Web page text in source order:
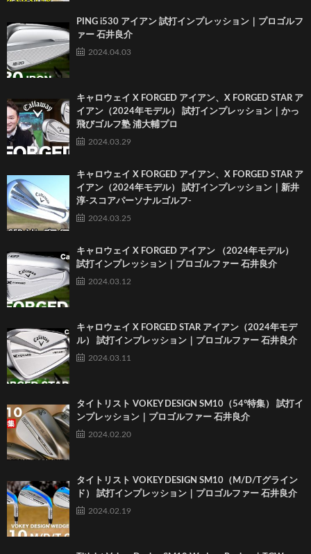
PING i530 アイアン 試打インプレッション｜プロゴルフ
ァー 石井良介
2024.04.03
キャロウェイ X FORGED アイアン、X FORGED STAR ア
イアン（2024年モデル） 試打インプレッション｜かっ
飛びゴルフ塾 浦大輔プロ
2024.03.29
キャロウェイ X FORGED アイアン、X FORGED STAR ア
イアン（2024年モデル） 試打インプレッション｜新井
淳-スコアパーソナルゴルフ-
2024.03.25
キャロウェイ X FORGED アイアン （2024年モデル）
試打インプレッション｜プロゴルファー 石井良介
2024.03.12
キャロウェイ X FORGED STAR アイアン（2024年モデ
ル） 試打インプレッション｜プロゴルファー 石井良介
2024.03.11
タイトリスト VOKEY DESIGN SM10（54°特集） 試打イ
ンプレッション｜プロゴルファー 石井良介
2024.02.20
タイトリスト VOKEY DESIGN SM10（M/D/Tグライン
ド） 試打インプレッション｜プロゴルファー 石井良介
2024.02.19